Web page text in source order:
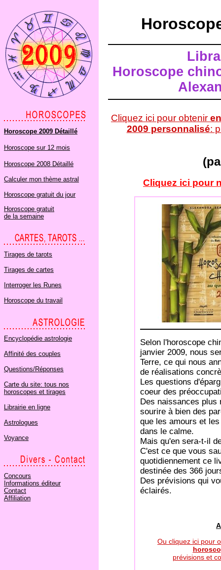
Horoscope
Horoscope 2009 Détaillé
Horoscope sur 12 mois
Horoscope 2008 Détaillé
Calculer mon thème astral
Horoscope gratuit du jour
Horoscope gratuit
de la semaine
Tirages de tarots
Tirages de cartes
Interroger les Runes
Horoscope du travail
Encyclopédie astrologie
Affinité des couples
Questions/Réponses
Carte du site: tous nos
horoscopes et tirages
Librairie en ligne
Astrologues
Voyance
Concours
Informations éditeur
Contact
Affiliation
Cliquez ici pour obtenir
2009 personnalisé:
Cliquez ici pour
Selon l'horoscope
janvier 2009, nous
Terre, ce qui nous
de réalisations
Les questions
coeur des
Des naissances plus
sourire à bien des
que les amours et
dans le calme.
Mais qu'en sera-t-il
C'est ce que vous
quotidiennement ce
destinée des 366
Des prévisions qui
éclairés.
Ou cliquez ici pour
prévisions et